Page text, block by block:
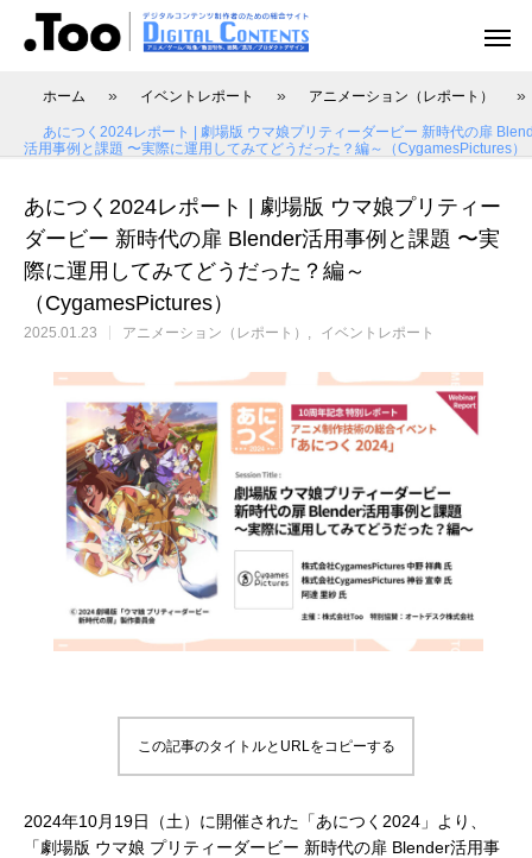
アニメーション制作 映像制作・動画配信
アニマル・モデリング 動物造形解剖学 増
補改訂版』発売記念セミナー
2026.04.15
Autodesk CG Festa
2026.03.25
アニメーション（レポート） 映像動画配信（レポート）
あにつく2025レポート | オレンジ リクル
ート講演会 〜就職をめざすあなたに届け
る、”エフェクト表現”最前線～
2026.01.26
あにつく2025レポ
ニメ『星の子ども
た企画と世界観の
2026.01.21
アニメーション制作（現場事例）
[外部事例]「泣きたい私は猫をかぶる」監
督ふたりが語る、誕生秘話とネコ表現のこ
だわり【インタビュー】
2020.06.18
[外部事例]「ペンギ
ジオコロリド初と
た、“デジタル作画”
2018.08.17
ホーム » イベントレポート » アニメーション（レポート） »
あにつく2024レポート | 劇場版 ウマ娘プリティーダービー 新時代の扉
活用事例と課題 〜実際に運用してみてどうだった？編～（CygamesPictures）
あにつく2024レポート | 劇場版 ウマ娘プリティー
ダービー 新時代の扉 Blender活用事例と課題 〜実
際に運用してみてどうだった？編～
（CygamesPictures）
2025.01.23 アニメーション（レポート） イベントレポート
この記事のタイトルとURLをコピーする
2024年10月19日（土）に開催された「あにつく2024」より、
「劇場版 ウマ娘 プリティーダービー 新時代の扉 Blender活用事